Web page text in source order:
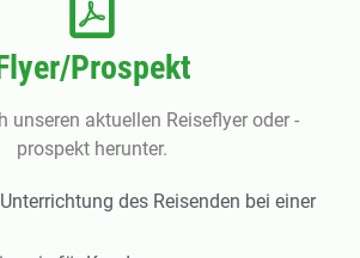
Prospekt
unseren aktuellen Reiseflyer oder -
prospekt herunter.
des Reisenden bei einer